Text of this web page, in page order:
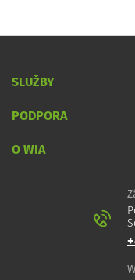
SLUŽBY
PODPORA
O WIA